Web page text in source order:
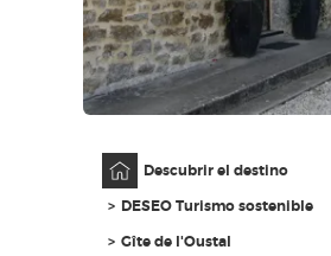
ES
Descubrir el destino
DESEO Turismo sostenible
Gîte de l'Oustal